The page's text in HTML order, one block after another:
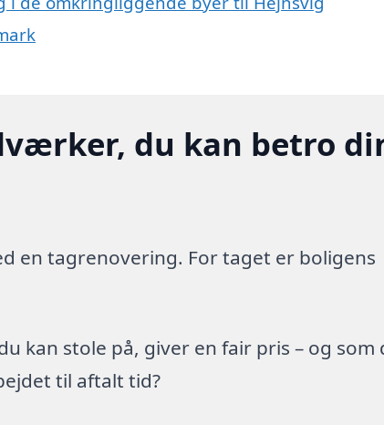
du kan betro
en tagrenovering. For taget er boligens
kan stole på, giver en fair pris – og som
til aftalt tid?